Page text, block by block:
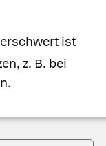
ist
z. B. bei